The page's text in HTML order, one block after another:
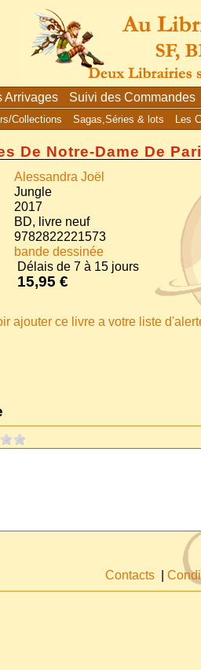
Arrivages Suivi des Commandes
Collections Sagas,Séries & lots Les
De Notre-Dame De
Alessandra Joël
Jungle
2017
BD, livre neuf
9782822221573
bande dessinée
Délais de 7 à 15 jours
15,95 €
ajouter ce livre a votre liste
Contacts |